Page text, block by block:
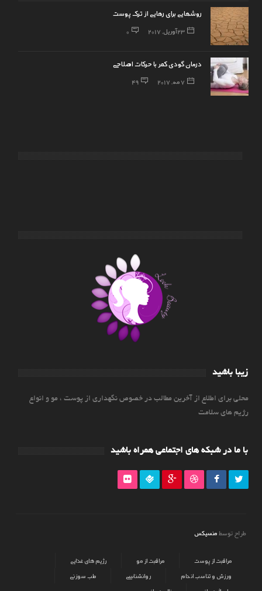
روشهایی برای رهایی از ترک پوست
23 آوریل, 2017 0
درمان گودی کمر با حرکات اصلاحی
7 مه, 2017 49
زیبا باشید
محلی برای اطلاع از آخرین مطالب در خصوص نگهداری از پوست ، مو و انواع
رژیم های سلامت
با ما در شبکه های اجتماعی همراه باشید
طراح توسط منسیکس
مراقبت از پوست مراقبت از مو
رژیم های غذایی
ورزش و تناسب اندام
روانشناسی
طب سوزنی